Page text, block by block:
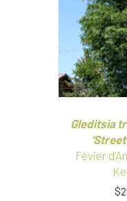
Gleditsia
Févier
$